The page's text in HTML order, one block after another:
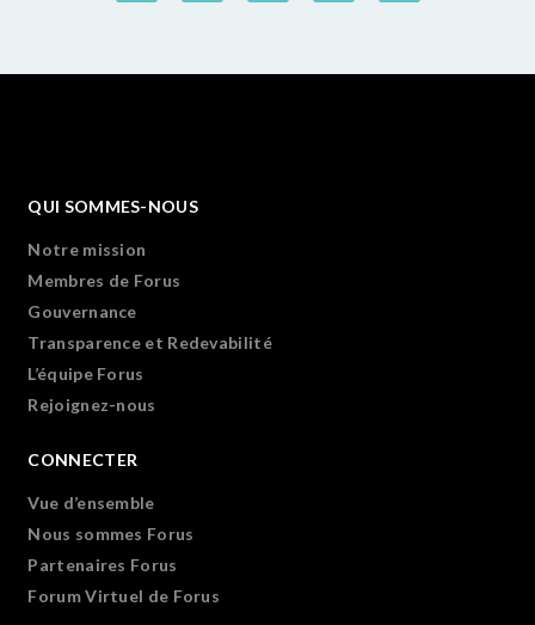
QUI SOMMES-NOUS
Notre mission
Membres de Forus
Gouvernance
Transparence et Redevabilité
L’équipe Forus
Rejoignez-nous
CONNECTER
Vue d’ensemble
Nous sommes Forus
Partenaires Forus
Forum Virtuel de Forus